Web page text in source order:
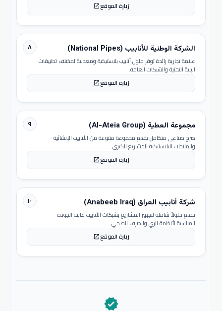
زيارة الموقعopen_in_new
٨ الشركة الوطنية للأنابيب (National Pipes)
علامة تجارية رائدة توفر حلول أنابيب بلاستيكية ومعدنية لمختلف تطبيقات
البنية التحتية والشبكات العامة.
زيارة الموقعopen_in_new
٩ مجموعة العطية (Al-Ateia Group)
صرح صناعي متكامل يقدم مجموعة متنوعة من الأنابيب الإنشائية
والمنتجات البلاستيكية للمشاريع الكبرى.
زيارة الموقعopen_in_new
١٠ شركة أنابيب العراق (Anabeeb Iraq)
تقدم حلولاً شاملة لتجهيز المشاريع بشبكات الأنابيب عالية الجودة
المناسبة لأنظمة الري والصرف الصحي.
زيارة الموقعopen_in_new
verified